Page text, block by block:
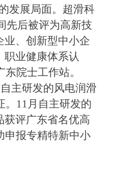
发展局面。超滑科
先后被评为高新技
业、创新型中小企
职业健康体系认
院士工作站。
主研发的风电润滑
。11月自主研发的
获评广东省名优高
申报专精特新中小